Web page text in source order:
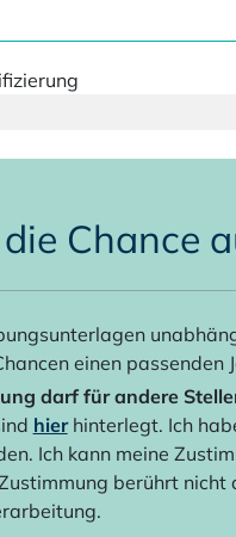
Chance
einen passenden
darf für andere
hierhinterlegt. Ich
Ich kann meine
berührt